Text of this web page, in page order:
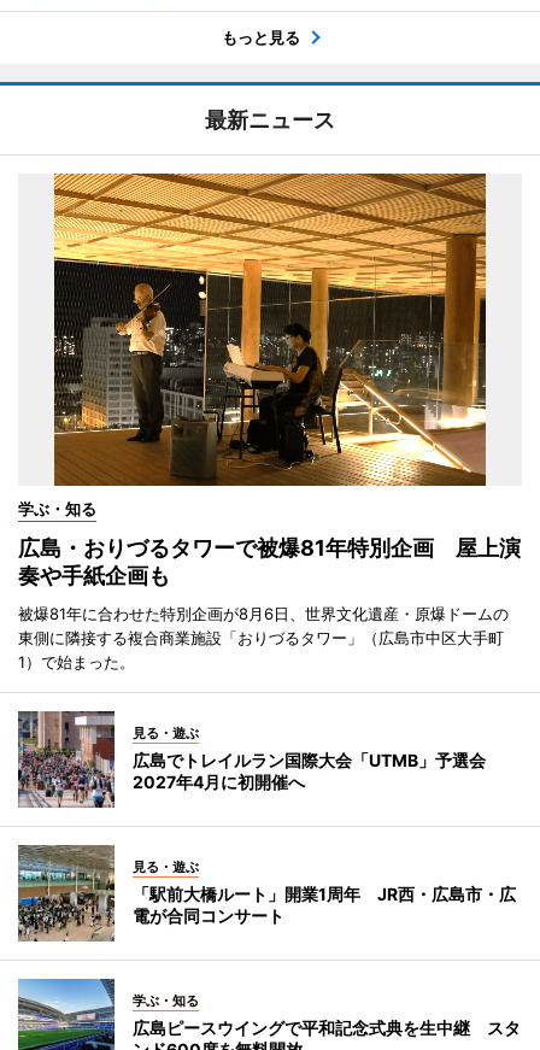
もっと見る
最新ニュース
学ぶ・知る
広島・おりづるタワーで被爆81年特別企画 屋上演
奏や手紙企画も
被爆81年に合わせた特別企画が8月6日、世界文化遺産・原爆ドームの
東側に隣接する複合商業施設「おりづるタワー」（広島市中区大手町
1）で始まった。
見る・遊ぶ
広島でトレイルラン国際大会「UTMB」予選会
2027年4月に初開催へ
見る・遊ぶ
「駅前大橋ルート」開業1周年 JR西・広島市・広
電が合同コンサート
学ぶ・知る
広島ピースウイングで平和記念式典を生中継 スタ